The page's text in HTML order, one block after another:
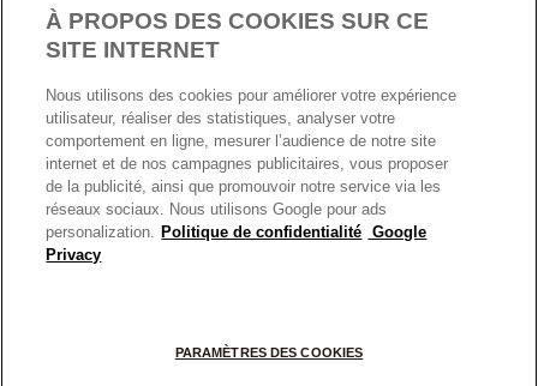
Politique des cookies
Politique de confidentialité
Conditions générales de vente
Conditions générales de vente Click & Collect
Plateforme ODR
Information sur le fabricant et l'importateur
Index égalité Femme/Homme
FRANCE
France
© TOUS DROITS RESERVES. 2026 Pandora
À PROPOS DES COOKIES SUR CE
SITE INTERNET
Nous utilisons des cookies pour améliorer votre expérience
utilisateur, réaliser des statistiques, analyser votre
comportement en ligne, mesurer l’audience de notre site
internet et de nos campagnes publicitaires, vous proposer
de la publicité, ainsi que promouvoir notre service via les
réseaux sociaux. Nous utilisons Google pour ads
personalization. Politique de confidentialité Google
Privacy
PARAMÈTRES DES COOKIES